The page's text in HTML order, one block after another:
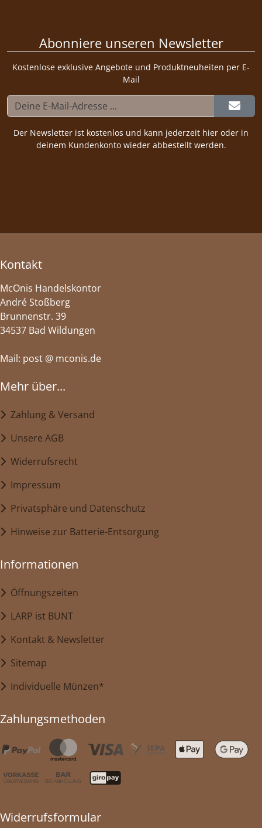
Abonniere unseren Newsletter
Kostenlose exklusive Angebote und Produktneuheiten per E-
Mail
Der Newsletter ist kostenlos und kann jederzeit hier oder in
deinem Kundenkonto wieder abbestellt werden.
Kontakt
McOnis Handelskontor
André Stoßberg
Brunnenstr. 39
34537 Bad Wildungen
Mail: post @ mconis.de
Mehr über...
Zahlung & Versand
Unsere AGB
Widerrufsrecht
Impressum
Privatsphäre und Datenschutz
Hinweise zur Batterie-Entsorgung
Informationen
Öffnungszeiten
LARP ist BUNT
Kontakt & Newsletter
Sitemap
Individuelle Münzen*
Zahlungsmethoden
Widerrufsformular